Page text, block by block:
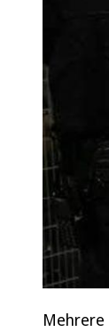
Mehrere